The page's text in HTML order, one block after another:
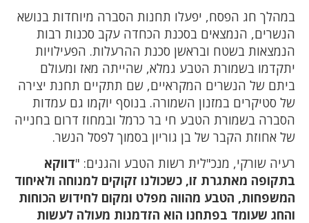
במהלך חג הפסח, יפעלו תחנות הסברה מיוחדות בנושא
הנשרים, הנמצאים בסכנת הכחדה עקב סכנות רבות
הנמצאות בשטח ובראשן סכנת ההרעלות. הפעילויות
יתקדמו בשמורת הטבע גמלא, שהייתה מאז ומעולם
ביתם של הנשרים המקראיים, שם תתקיים תחנת יצירה
של סטיקרים במזנון השמורה. בנוסף יוקמו גם עמדות
הסברה בשמורת הטבע חי בר כרמל ובמחוז דרום בחנייה
של אחוזת הקבר של בן גוריון בסמוך לפסל הנשר.
רעיה שורקי, מנכ"לית רשות הטבע והגנים: "דווקא
בתקופה מאתגרת זו, כשכולנו זקוקים למנוחה ולאיחוד
המשפחות, הטבע מהווה מפלט ומקום לחידוש הכוחות
והחג שעומד בפתחנו הוא הזדמנות מעולה לעשות